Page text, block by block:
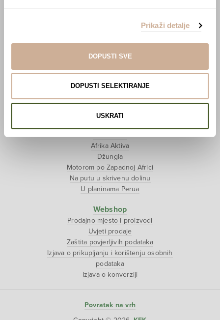
Prikaži detalje
DOPUSTI SVE
DOPUSTI SELEKTIRANJE
USKRATI
Džungla
Multisenzorna izložba ‘Put oko svijeta u pola
sata’
Tjedan tibetanske kulture
Afrika Aktiva
Džungla
Motorom po Zapadnoj Africi
Na putu u skrivenu dolinu
U planinama Perua
Webshop
Prodajno mjesto i proizvodi
Uvjeti prodaje
Zaštita povjerljivih podataka
Izjava o prikupljanju i korištenju osobnih
podataka
Izjava o konverziji
Povratak na vrh